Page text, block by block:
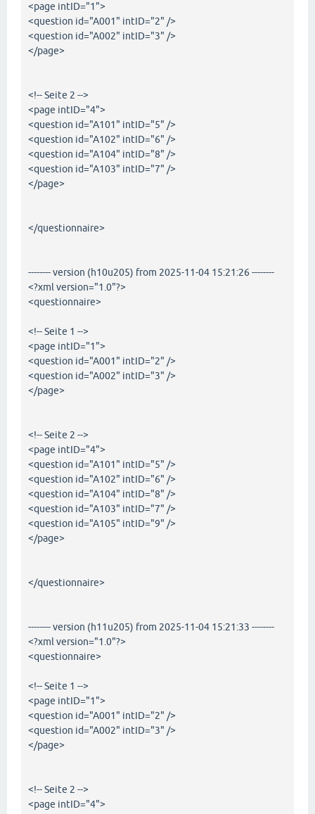
<page intID="1">
<question id="A001" intID="2" />
<question id="A002" intID="3" />
</page>
<!-- Seite 2 -->
<page intID="4">
<question id="A101" intID="5" />
<question id="A102" intID="6" />
<question id="A104" intID="8" />
<question id="A103" intID="7" />
</page>
</questionnaire>
-------- version (h10u205) from 2025-11-04 15:21:26 --------
<?xml version="1.0"?>
<questionnaire>
<!-- Seite 1 -->
<page intID="1">
<question id="A001" intID="2" />
<question id="A002" intID="3" />
</page>
<!-- Seite 2 -->
<page intID="4">
<question id="A101" intID="5" />
<question id="A102" intID="6" />
<question id="A104" intID="8" />
<question id="A103" intID="7" />
<question id="A105" intID="9" />
</page>
</questionnaire>
-------- version (h11u205) from 2025-11-04 15:21:33 --------
<?xml version="1.0"?>
<questionnaire>
<!-- Seite 1 -->
<page intID="1">
<question id="A001" intID="2" />
<question id="A002" intID="3" />
</page>
<!-- Seite 2 -->
<page intID="4">